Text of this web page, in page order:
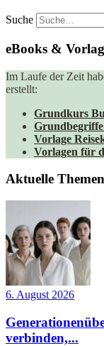
Suche
eBooks &
Im Laufe der Zeit
erstellt:
Grundkurs
Grundbegriffe
Vorlage
Vorlagen für
Aktuelle Themen
6. August 2026
verbinden,...